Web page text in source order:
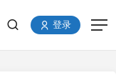
登录